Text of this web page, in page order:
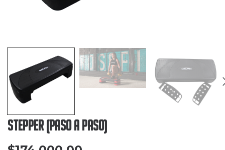
Stepper (Paso A Paso)